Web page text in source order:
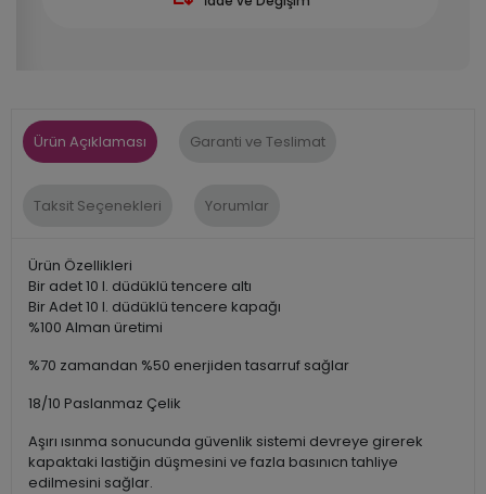
Ürün Açıklaması Garanti ve Teslimat
Taksit Seçenekleri Yorumlar
Ürün Özellikleri
Bir adet 10 l. düdüklü tencere altı
Bir Adet 10 l. düdüklü tencere kapağı
%100 Alman üretimi
%70 zamandan %50 enerjiden tasarruf sağlar
18/10 Paslanmaz Çelik
Aşırı ısınma sonucunda güvenlik sistemi devreye girerek
kapaktaki lastiğin düşmesini ve fazla basınıcn tahliye
edilmesini sağlar.